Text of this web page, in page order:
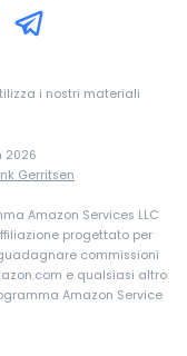
i nostri materiali
2026
Gerritsen
Amazon Services LLC
progettato per
commissioni
e qualsiasi altro
Amazon Service